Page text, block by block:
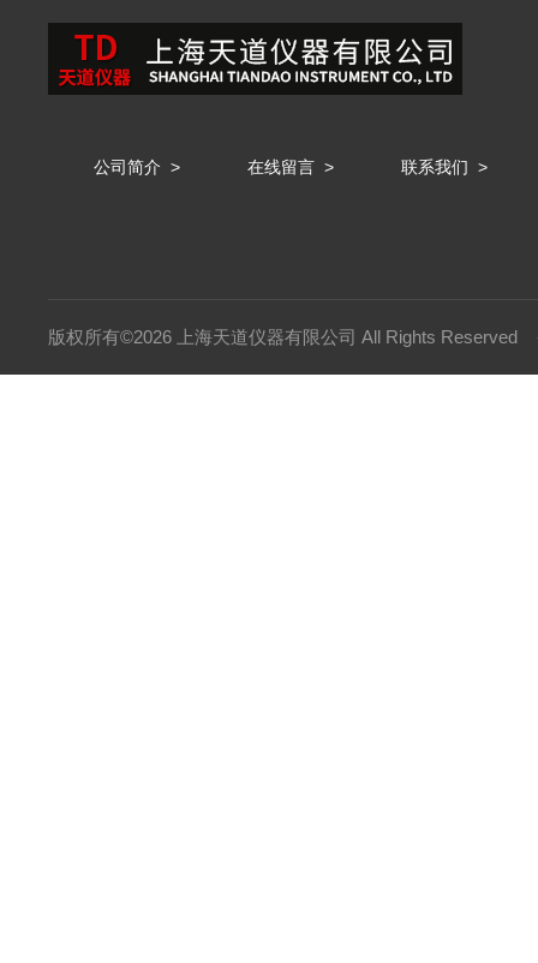
公司简介 > 在线留言 > 联系我们 >
版权所有©2026 上海天道仪器有限公司 All Rights Reserved